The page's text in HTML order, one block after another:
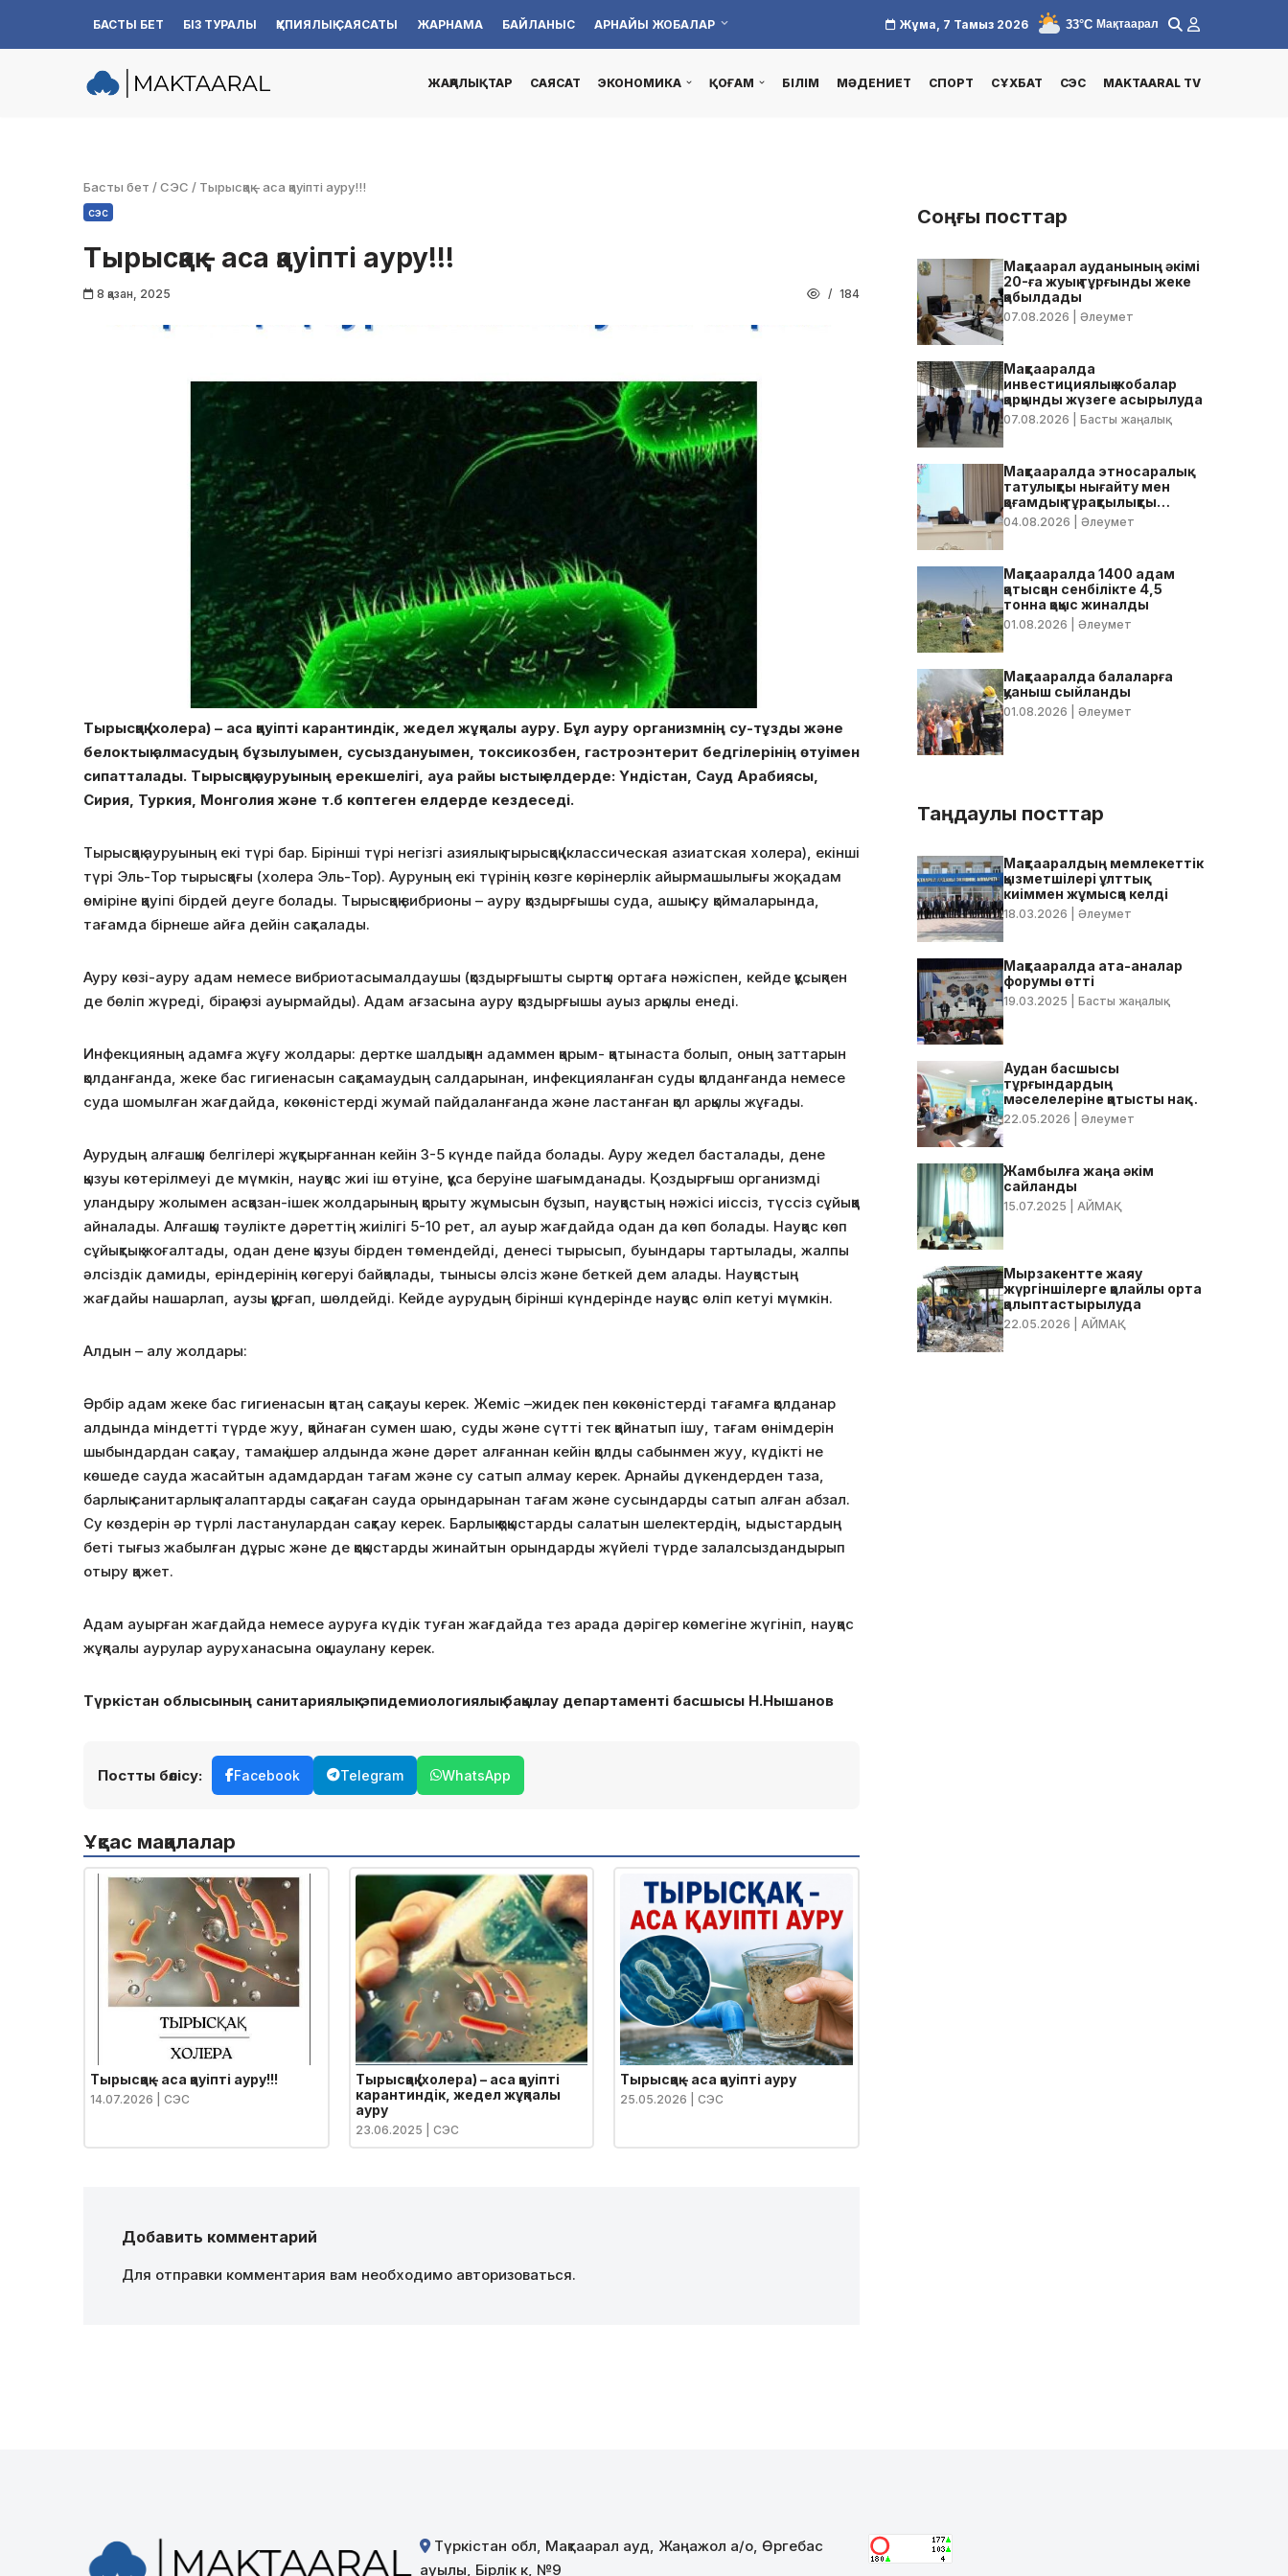
Skip
БАСТЫ БЕТ БІЗ ТУРАЛЫ ҚҰПИЯЛЫҚ САЯСАТЫ ЖАРНАМА БАЙЛАНЫС АРНАЙЫ ЖОБАЛАР Жұма, 7 Тамыз 2026 33°C Мақтаарал
ЖАҢАЛЫҚТАР САЯСАТ ЭКОНОМИКА ҚОҒАМ БІЛІМ МӘДЕНИЕТ СПОРТ СҰХБАТ СЭС MAKTAARAL TV
Басты бет /СЭС / Тырысқақ – аса қауіпті ауру!!!
сэс
Тырысқақ – аса қауіпті ауру!!!
8 қазан, 2025 184
Тырысқақ (холера) – аса қауіпті карантиндік, жедел жұқпалы ауру. Бұл ауру организмнің су-тұзды және
белоктық алмасудың бұзылуымен, сусыздануымен, токсикозбен, гастроэнтерит бедгілерінің өтуімен
сипатталады. Тырысқақ ауруының ерекшелігі, ауа райы ыстық елдерде: Үндістан, Сауд Арабиясы,
Сирия, Туркия, Монголия және т.б көптеген елдерде кездеседі.
Тырысқақ ауруының екі түрі бар. Бірінші түрі негізгі азиялық тырысқақ (классическая азиатская холера), екінші
түрі Эль-Тор тырысқағы (холера Эль-Тор). Ауруның екі түрінің көзге көрінерлік айырмашылығы жоқ, адам
өміріне қауіпі бірдей деуге болады. Тырысқақ вибрионы – ауру қоздырғышы суда, ашық су қоймаларында,
тағамда бірнеше айға дейін сақталады.
Ауру көзі-ауру адам немесе вибриотасымалдаушы (қоздырғышты сыртқы ортаға нәжіспен, кейде құсықпен
де бөліп жүреді, бірақ өзі ауырмайды). Адам ағзасына ауру қоздырғышы ауыз арқылы енеді.
Инфекцияның адамға жұғу жолдары: дертке шалдыққан адаммен қарым- қатынаста болып, оның заттарын
қолданғанда, жеке бас гигиенасын сақтамаудың салдарынан, инфекцияланған суды қолданғанда немесе
суда шомылған жағдайда, көкөністерді жумай пайдаланғанда және ластанған қол арқылы жұғады.
Аурудың алғашқы белгілері жұқтырғаннан кейін 3-5 күнде пайда болады. Ауру жедел басталады, дене
қызуы көтерілмеуі де мүмкін, науқас жиі іш өтуіне, құса беруіне шағымданады. Қоздырғыш организмді
уландыру жолымен асқазан-ішек жолдарының қорыту жұмысын бұзып, науқастың нәжісі иіссіз, түссіз сұйыққа
айналады. Алғашқы тәулікте дәреттің жиілігі 5-10 рет, ал ауыр жағдайда одан да көп болады. Науқас көп
сұйықтық жоғалтады, одан дене қызуы бірден төмендейді, денесі тырысып, буындары тартылады, жалпы
әлсіздік дамиды, еріндерінің көгеруі байқалады, тынысы әлсіз және беткей дем алады. Науқастың
жағдайы нашарлап, аузы құрғап, шөлдейді. Кейде аурудың бірінші күндерінде науқас өліп кетуі мүмкін.
Алдын – алу жолдары:
Әрбір адам жеке бас гигиенасын қатаң сақтауы керек. Жеміс –жидек пен көкөністерді тағамға қолданар
алдында міндетті түрде жуу, қайнаған сумен шаю, суды және сүтті тек қайнатып ішу, тағам өнімдерін
шыбындардан сақтау, тамақ ішер алдында және дәрет алғаннан кейін қолды сабынмен жуу, күдікті не
көшеде сауда жасайтын адамдардан тағам және су сатып алмау керек. Арнайы дүкендерден таза,
барлық санитарлық талаптарды сақтаған сауда орындарынан тағам және сусындарды сатып алған абзал.
Су көздерін әр түрлі ластанулардан сақтау керек. Барлық қоқыстарды салатын шелектердің, ыдыстардың
беті тығыз жабылған дұрыс және де қоқыстарды жинайтын орындарды жүйелі түрде залалсыздандырып
отыру қажет.
Адам ауырған жағдайда немесе ауруға күдік туған жағдайда тез арада дәрігер көмегіне жүгініп, науқас
жұқпалы аурулар ауруханасына оқшаулану керек.
Түркістан облысының санитариялық-эпидемиологиялық бақылау департаменті басшысы Н.Нышанов
Постты бөлісу: Facebook Telegram WhatsApp
Ұқсас мақалалар
Тырысқақ – аса қауіпті ауру!!!
14.07.2026 | СЭС
Тырысқақ (холера) – аса қауіпті
карантиндік, жедел жұқпалы
ауру
23.06.2025 | СЭС
Тырысқақ – аса қауіпті ауру
25.05.2026 | СЭС
Добавить комментарий
Для отправки комментария вам необходимо авторизоваться.
Соңғы посттар
Мақтаарал ауданының әкімі
20-ға жуық тұрғынды жеке
қабылдады
07.08.2026 | Әлеумет
Мақтааралда
инвестициялық жобалар
қарқынды жүзеге асырылуда
07.08.2026 | Басты жаңалық
Мақтааралда этносаралық
татулықты нығайту мен
қоғамдық тұрақтылықты
қамтамасыз ету бойынша
жедел кеңес өтті
04.08.2026 | Әлеумет
Мақтааралда 1400 адам
қатысқан сенбілікте 4,5
тонна қоқыс жиналды
01.08.2026 | Әлеумет
Мақтааралда балаларға
қуаныш сыйланды
01.08.2026 | Әлеумет
Таңдаулы посттар
Мақтааралдың мемлекеттік
қызметшілері ұлттық
киіммен жұмысқа келді
18.03.2026 | Әлеумет
Мақтааралда ата-аналар
форумы өтті
19.03.2025 | Басты жаңалық
Аудан басшысы
тұрғындардың
мәселелеріне қатысты нақты
тапсырмалар берді
22.05.2026 | Әлеумет
Жамбылға жаңа әкім
сайланды
15.07.2025 | АЙМАҚ
Мырзакентте жаяу
жүргіншілерге қолайлы орта
қалыптастырылуда
22.05.2026 | АЙМАҚ
Түркістан обл, Мақтаарал ауд, Жаңажол а/о, Өргебас
ауылы, Бірлік к, №9